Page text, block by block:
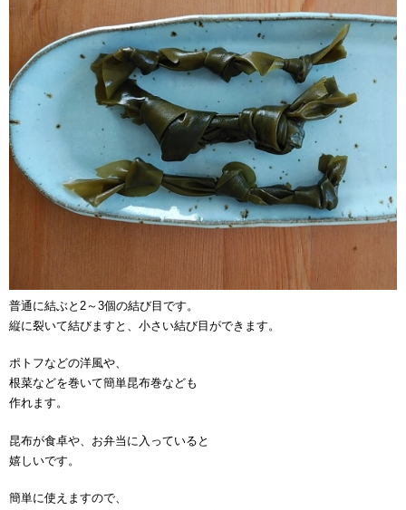
普通に結ぶと2～3個の結び目です。
縦に裂いて結びますと、小さい結び目ができます。
ポトフなどの洋風や、
根菜などを巻いて簡単昆布巻なども
作れます。
昆布が食卓や、お弁当に入っていると
嬉しいです。
簡単に使えますので、